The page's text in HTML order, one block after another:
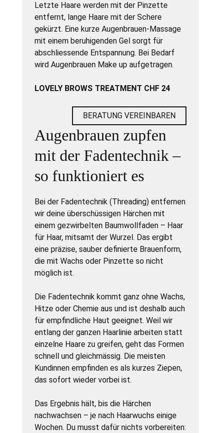
Letzte Haare werden mit der Pinzette
entfernt, lange Haare mit der Schere
gekürzt. Eine kurze Augenbrauen-Massage
mit einem beruhigenden Gel sorgt für
abschliessende Entspannung. Bei Bedarf
wird Augenbrauen Make up aufgetragen.
LOVELY BROWS TREATMENT CHF 24
BERATUNG VEREINBAREN
Augenbrauen zupfen
mit der Fadentechnik –
so funktioniert es
Bei der Fadentechnik (Threading) entfernen
wir deine überschüssigen Härchen mit
einem gezwirbelten Baumwollfaden – Haar
für Haar, mitsamt der Wurzel. Das ergibt
eine präzise, sauber definierte Brauenform,
die mit Wachs oder Pinzette so nicht
möglich ist.
Die Fadentechnik kommt ganz ohne Wachs,
Hitze oder Chemie aus und ist deshalb auch
für empfindliche Haut geeignet. Weil wir
entlang der ganzen Haarlinie arbeiten statt
einzelne Haare zu greifen, geht das Formen
schnell und gleichmässig. Die meisten
Kundinnen empfinden es als kurzes Ziepen,
das sofort wieder vorbei ist.
Das Ergebnis hält, bis die Härchen
nachwachsen – je nach Haarwuchs einige
Wochen. Du musst dafür nichts vorbereiten: